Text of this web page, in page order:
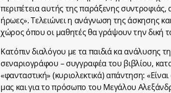
περιπέτεια αυτής της παράξενης
ήρωες». Τελειώνει η ανάγνωση της άσκησης
χώρος όπου οι μαθητές θα γράψουν την δική
Κατόπιν διαλόγου με τα παιδιά κα ανάλυσης
σεναριογράφου – συγγραφέα του βιβλίου,
«φανταστική» (κυριολεκτικά) απάντηση:
μας και για το πρόσωπο του Μεγάλου